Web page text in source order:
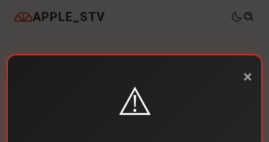
APPLE_STV
×
⚠️